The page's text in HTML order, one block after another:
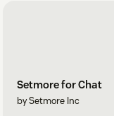
Setmore for Chat
by Setmore Inc